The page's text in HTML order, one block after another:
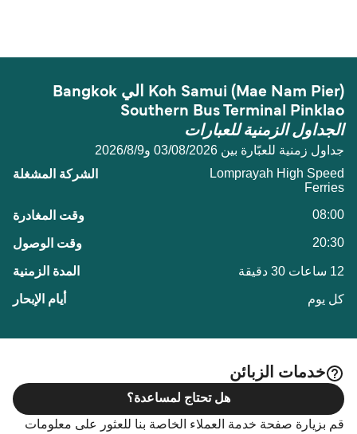
Koh Samui (Mae Nam Pier) الي Bangkok
Southern Bus Terminal Pinklao
الجداول الزمنية للعبارات
جداول زمنية للعبّارة بين 03/08/2026 و9‏/8‏/2026
Lomprayah High Speed
Ferries
08:00
20:30
12 ساعات 30 دقيقة
كل يوم
خدمات الزبائن
قم بزيارة صفحة خدمة العملاء الخاصة بنا للعثور على معلومات
هل تحتاج لمساعدة؟